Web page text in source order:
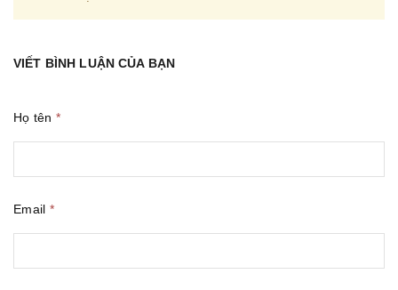
VIẾT BÌNH LUẬN CỦA BẠN
Họ tên *
Email *